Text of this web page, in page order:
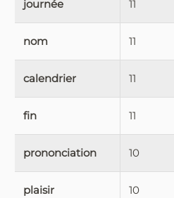
journée 11
nom 11
calendrier 11
fin 11
prononciation 10
plaisir 10